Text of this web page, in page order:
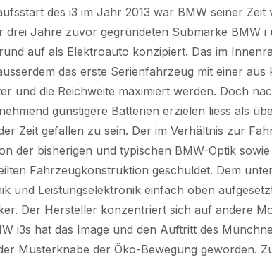
des i3 im Jahr 2013 war BMW seiner Zeit
Jahre zuvor gegründeten Submarke BMW i
auf als Elektroauto konzipiert. Das im
das erste Serienfahrzeug mit einer
und die Reichweite maximiert werden. Doch
günstigere Batterien erzielen liess als
Zeit gefallen zu sein. Der im Verhältnis zur
der bisherigen und typischen BMW-Optik
Fahrzeugkonstruktion geschuldet. Dem
und Leistungselektronik einfach oben
Der Hersteller konzentriert sich auf andere
i3s hat das Image und den Auftritt des
Musterknabe der Öko-Bewegung geworden.